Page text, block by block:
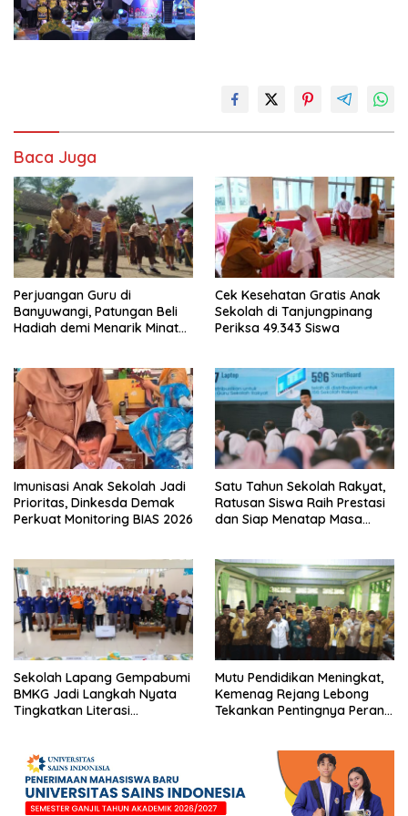
Baca Juga
Perjuangan Guru di
Banyuwangi, Patungan Beli
Hadiah demi Menarik Minat
Cek Kesehatan Gratis Anak
Sekolah di Tanjungpinang
Periksa 49.343 Siswa
Imunisasi Anak Sekolah Jadi
Prioritas, Dinkesda Demak
Perkuat Monitoring BIAS 2026
Satu Tahun Sekolah Rakyat,
Ratusan Siswa Raih Prestasi
dan Siap Menatap Masa
Sekolah Lapang Gempabumi
BMKG Jadi Langkah Nyata
Tingkatkan Literasi
Mutu Pendidikan Meningkat,
Kemenag Rejang Lebong
Tekankan Pentingnya Peran